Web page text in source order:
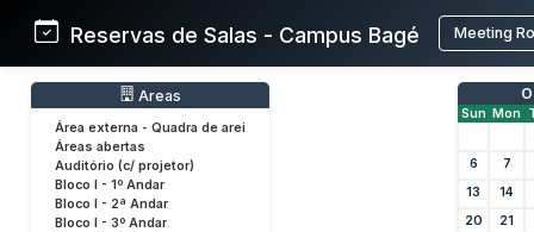
Reservas de Salas - Campus Bagé Meeting
Areas
Área externa - Quadra de arei
Áreas abertas
Auditório (c/ projetor)
Bloco I - 1º Andar
Bloco I - 2ª Andar
Bloco I - 3º Andar
Sun Mon
6
7
13
14
20
21